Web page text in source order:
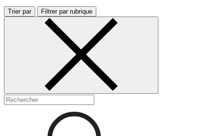
Trier par Filtrer par rubrique